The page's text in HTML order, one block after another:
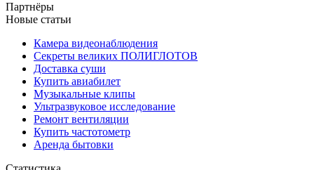
Партнёры
Новые статьи
Камера видеонаблюдения
Секреты великих ПОЛИГЛОТОВ
Доставка суши
Купить авиабилет
Музыкальные клипы
Ультразвуковое исследование
Ремонт вентиляции
Купить частотометр
Аренда бытовки